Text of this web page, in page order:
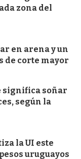
zona del
en arena y un
de corte mayor
significa soñar
según la
la UI este
uruguayos